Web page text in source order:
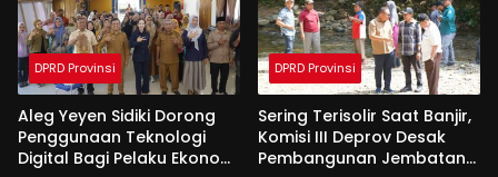
DPRD Provinsi
Aleg Yeyen Sidiki Dorong
Penggunaan Teknologi
Digital Bagi Pelaku Ekonomi
DPRD Provinsi
Sering Terisolir Saat Banjir,
Komisi III Deprov Desak
Pembangunan Jembatan